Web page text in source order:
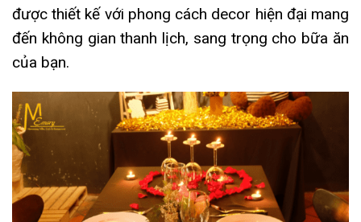
được thiết kế với phong cách decor hiện đại mang
đến không gian thanh lịch, sang trọng cho bữa ăn
của bạn.